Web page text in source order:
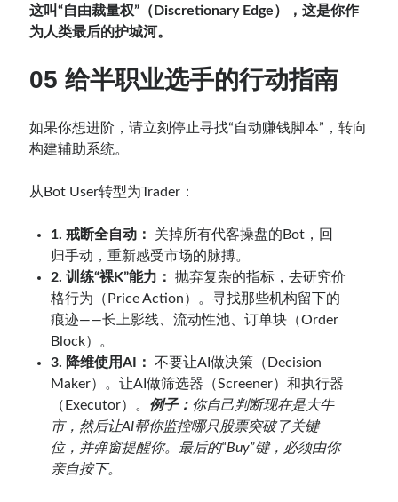
这叫“自由裁量权”（Discretionary Edge），这是你作
为人类最后的护城河。
05 给半职业选手的行动指南
如果你想进阶，请立刻停止寻找“自动赚钱脚本”，转向
构建辅助系统。
从Bot User转型为Trader：
1. 戒断全自动：
关掉所有代客操盘的Bot，回
归手动，重新感受市场的脉搏。
2. 训练“裸K”能力：
抛弃复杂的指标，去研究价
格行为（Price Action）。寻找那些机构留下的
痕迹——长上影线、流动性池、订单块（Order
Block）。
3. 降维使用AI：
不要让AI做决策（Decision
Maker）。让AI做筛选器（Screener）和执行器
（Executor）。 例子： 你自己判断现在是大牛
市，然后让AI帮你监控哪只股票突破了关键
位，并弹窗提醒你。最后的“Buy”键，必须由你
亲自按下。